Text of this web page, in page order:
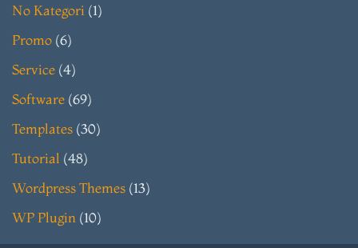
No Kategori (1)
Promo (6)
Service (4)
Software (69)
Templates (30)
Tutorial (48)
Wordpress Themes (13)
WP Plugin (10)